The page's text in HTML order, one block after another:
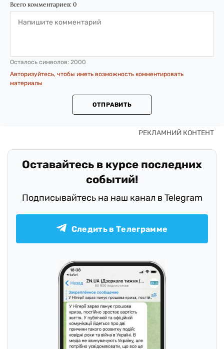
Всего комментариев: 0
Осталось символов: 2000
Авторизуйтесь, чтобы иметь возможность комментировать
материалы
ОТПРАВИТЬ
Оставайтесь в курсе последних
событий!
Подписывайтесь на наш канал в Telegram
Следить в Телеграмме